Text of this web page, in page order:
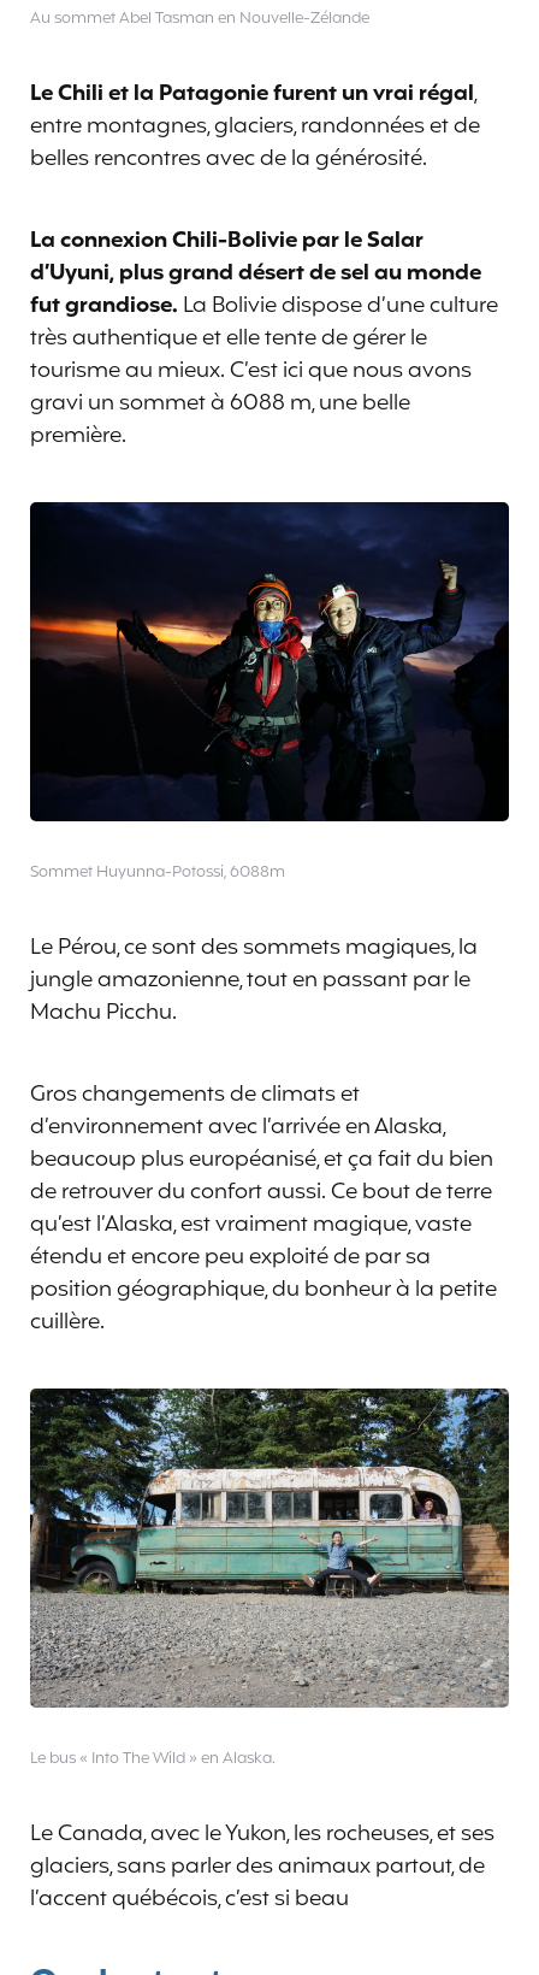
Au sommet Abel Tasman en Nouvelle-Zélande
Le Chili et la Patagonie furent un vrai régal,
entre montagnes, glaciers, randonnées et de
belles rencontres avec de la générosité.
La connexion Chili-Bolivie par le Salar
d’Uyuni, plus grand désert de sel au monde
fut grandiose. La Bolivie dispose d’une culture
très authentique et elle tente de gérer le
tourisme au mieux. C’est ici que nous avons
gravi un sommet à 6088 m, une belle
première.
Sommet Huyunna-Potossi, 6088m
Le Pérou, ce sont des sommets magiques, la
jungle amazonienne, tout en passant par le
Machu Picchu.
Gros changements de climats et
d’environnement avec l’arrivée en Alaska,
beaucoup plus européanisé, et ça fait du bien
de retrouver du confort aussi. Ce bout de terre
qu’est l’Alaska, est vraiment magique, vaste
étendu et encore peu exploité de par sa
position géographique, du bonheur à la petite
cuillère.
Le bus « Into The Wild » en Alaska.
Le Canada, avec le Yukon, les rocheuses, et ses
glaciers, sans parler des animaux partout, de
l’accent québécois, c’est si beau